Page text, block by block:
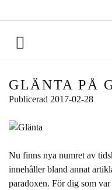
GLÄNTA PÅ
Publicerad 2017-02-28
Nu finns nya numret av
innehåller bland annat
paradoxen. För dig som